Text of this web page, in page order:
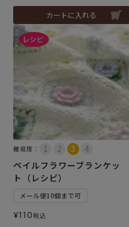
カートに入れる
難易度：
ペイルフラワーブランケッ
ト（レシピ）
メール便10個まで可
¥110税込